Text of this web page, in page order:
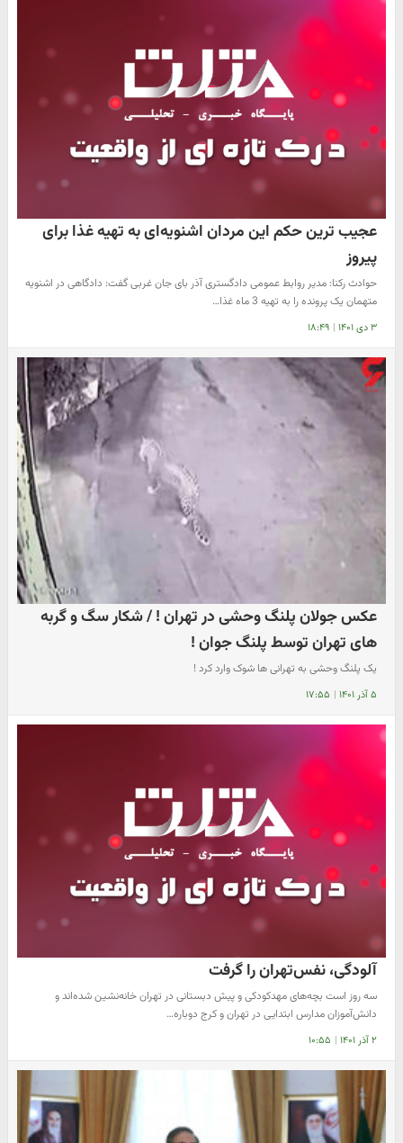
عجیب ترین حکم این مردان اشنویه‌ای به تهیه غذا برای
پیروز
حوادث رکنا: مدیر روابط عمومی دادگستری آذر بای جان غربی گفت: دادگاهی در اشنویه
متهمان یک پرونده را به تهیه 3 ماه غذا…
۳ دی ۱۴۰۱ | ۱۸:۴۹
عکس جولان پلنگ وحشی در تهران ! / شکار سگ و گربه
های تهران توسط پلنگ جوان !
یک پلنگ وحشی به تهرانی ها شوک وارد کرد !
۵ آذر ۱۴۰۱ | ۱۷:۵۵
آلودگی، نفس‌تهران را گرفت
سه روز است بچه‌های مهدکودکی و پیش دبستانی در تهران خانه‌نشین شده‌اند و
دانش‌آموزان مدارس ابتدایی در تهران و کرج دوباره…
۲ آذر ۱۴۰۱ | ۱۰:۵۵